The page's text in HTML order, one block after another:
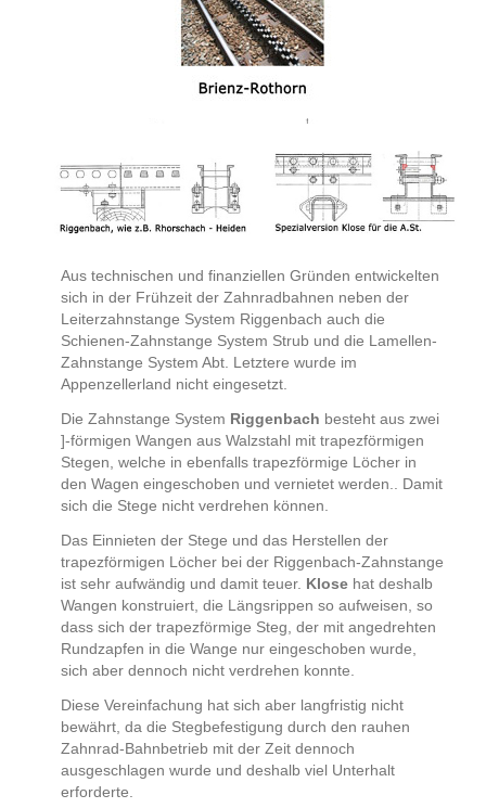
Aus technischen und finanziellen Gründen entwickelten
sich in der Frühzeit der Zahnradbahnen neben der
Leiterzahnstange System Riggenbach auch die
Schienen-Zahnstange System Strub und die Lamellen-
Zahnstange System Abt. Letztere wurde im
Appenzellerland nicht eingesetzt.
Die Zahnstange System Riggenbach besteht aus zwei
]-förmigen Wangen aus Walzstahl mit trapezförmigen
Stegen, welche in ebenfalls trapezförmige Löcher in
den Wagen eingeschoben und vernietet werden.. Damit
sich die Stege nicht verdrehen können.
Das Einnieten der Stege und das Herstellen der
trapezförmigen Löcher bei der Riggenbach-Zahnstange
ist sehr aufwändig und damit teuer. Klose hat deshalb
Wangen konstruiert, die Längsrippen so aufweisen, so
dass sich der trapezförmige Steg, der mit angedrehten
Rundzapfen in die Wange nur eingeschoben wurde,
sich aber dennoch nicht verdrehen konnte.
Diese Vereinfachung hat sich aber langfristig nicht
bewährt, da die Stegbefestigung durch den rauhen
Zahnrad-Bahnbetrieb mit der Zeit dennoch
ausgeschlagen wurde und deshalb viel Unterhalt
erforderte.